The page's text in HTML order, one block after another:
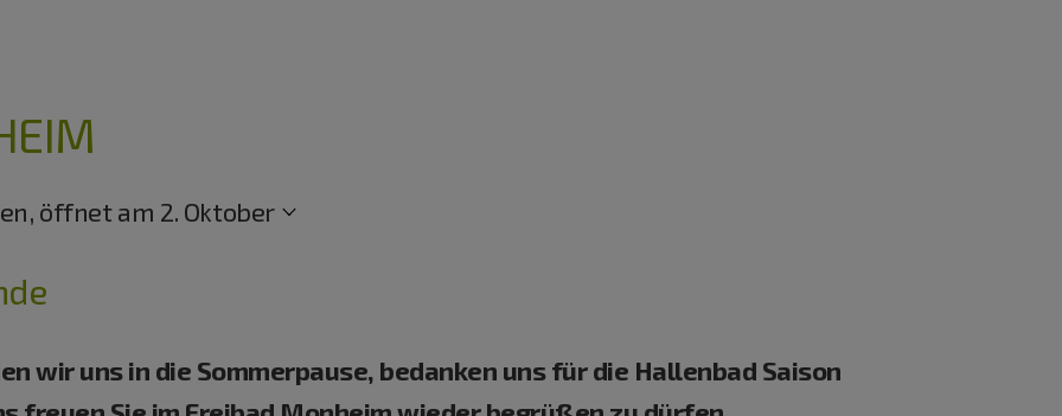
öffnet am 2. Oktober
wir uns in die Sommerpause, bedanken uns für die Hallenbad Saison